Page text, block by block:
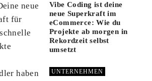
Vibe Coding ist deine
neue Superkraft im
eCommerce: Wie du
Projekte ab morgen in
Rekordzeit selbst
umsetzt
UNTERNEHMEN